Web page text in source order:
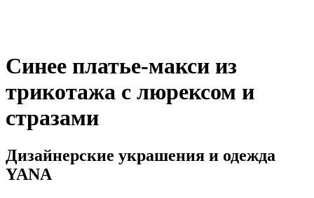
Синее платье-макси из
трикотажа с люрексом и
стразами
Дизайнерские украшения и одежда
YANA